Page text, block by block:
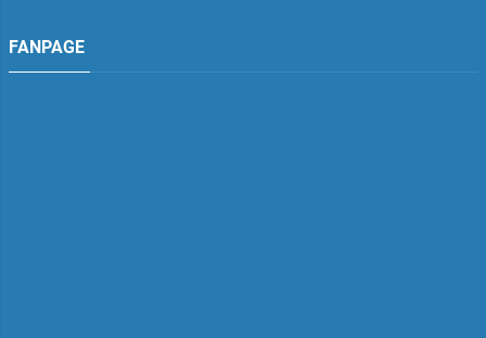
FANPAGE